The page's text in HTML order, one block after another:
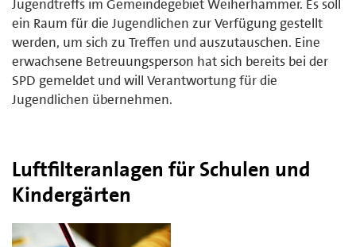
Jugendtreffs im Gemeindegebiet Weiherhammer. Es soll
ein Raum für die Jugendlichen zur Verfügung gestellt
werden, um sich zu Treffen und auszutauschen. Eine
erwachsene Betreuungsperson hat sich bereits bei der
SPD gemeldet und will Verantwortung für die
Jugendlichen übernehmen.
Luftfilteranlagen für Schulen und
Kindergärten